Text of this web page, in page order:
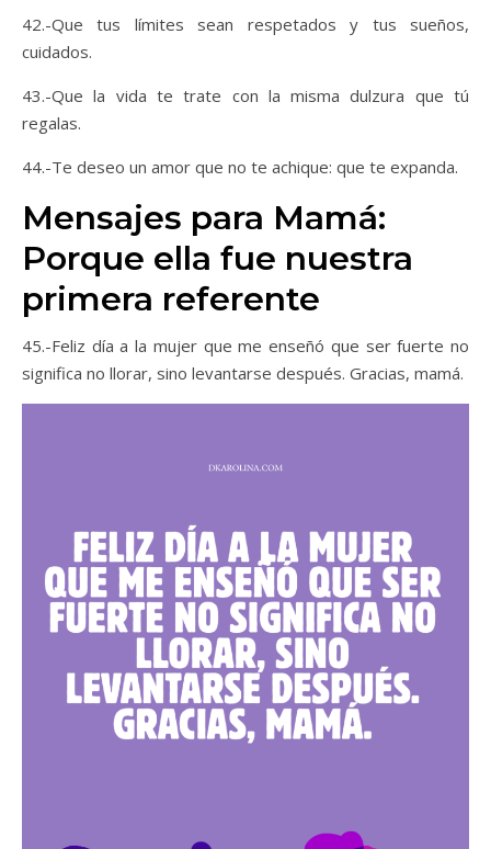
42.-Que tus límites sean respetados y tus sueños,
cuidados.
43.-Que la vida te trate con la misma dulzura que tú
regalas.
44.-Te deseo un amor que no te achique: que te expanda.
Mensajes para Mamá:
Porque ella fue nuestra
primera referente
45.-Feliz día a la mujer que me enseñó que ser fuerte no
significa no llorar, sino levantarse después. Gracias, mamá.